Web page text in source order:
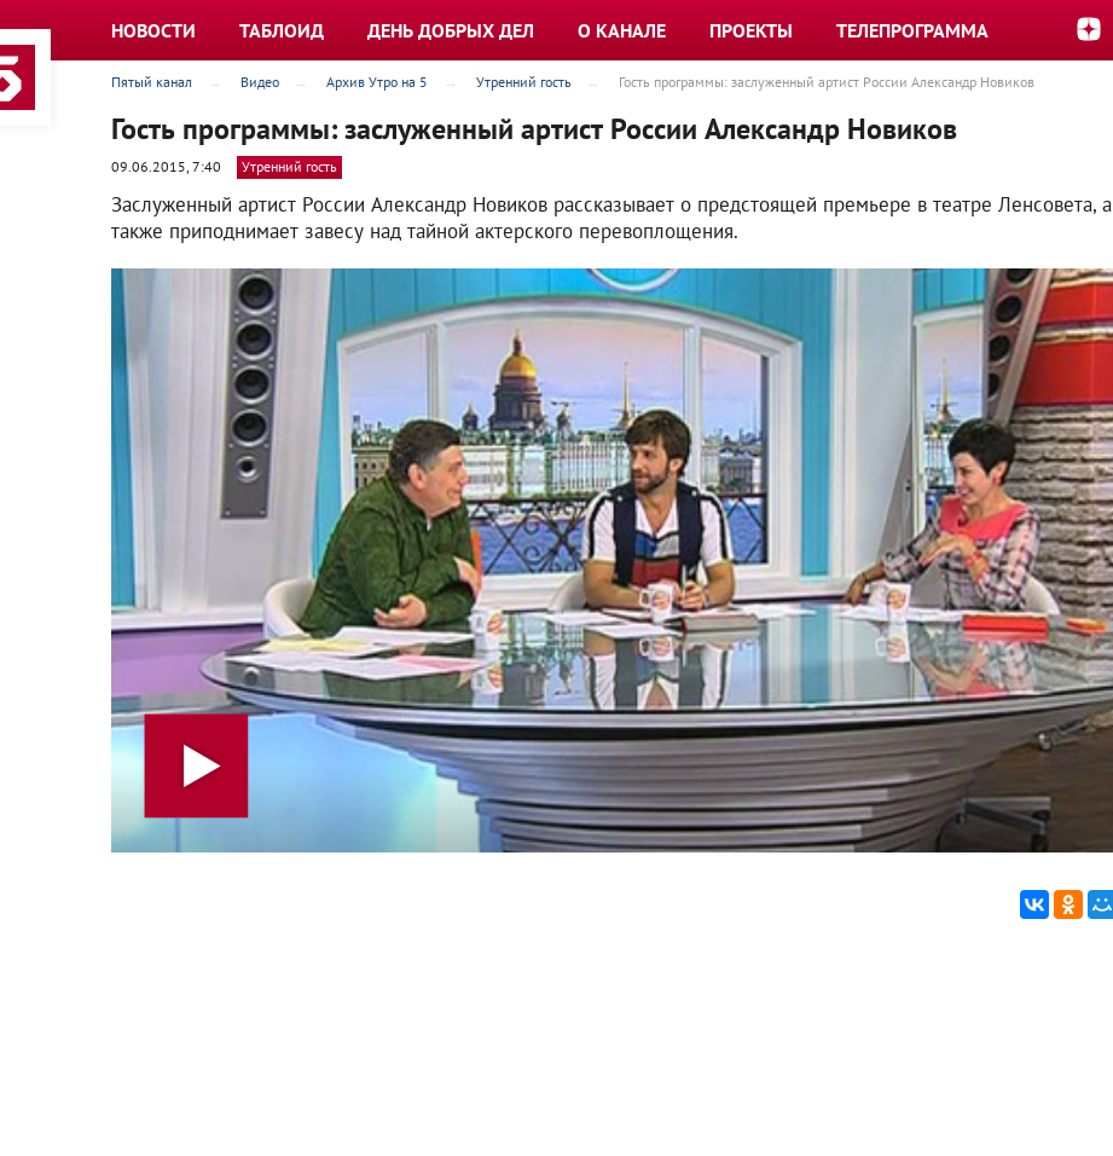
НОВОСТИ ТАБЛОИД ДЕНЬ ДОБРЫХ ДЕЛ О КАНАЛЕ ПРОЕКТЫ ТЕЛЕПРОГРАММА
Пятый канал Видео Архив Утро на 5 Утренний гость Гость программы: заслуженный артист России Александр Новиков
Гость программы: заслуженный артист России Александр Новиков
09.06.2015, 7:40 Утренний гость
Заслуженный артист России Александр Новиков рассказывает о предстоящей премьере в театре Ленсовета, а
также приподнимает завесу над тайной актерского перевоплощения.